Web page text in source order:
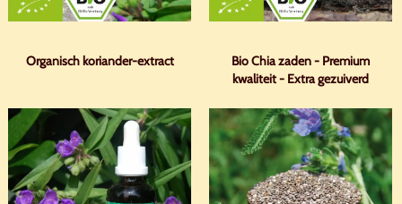
Organisch koriander-extract
Bio Chia zaden - Premium
kwaliteit - Extra gezuiverd